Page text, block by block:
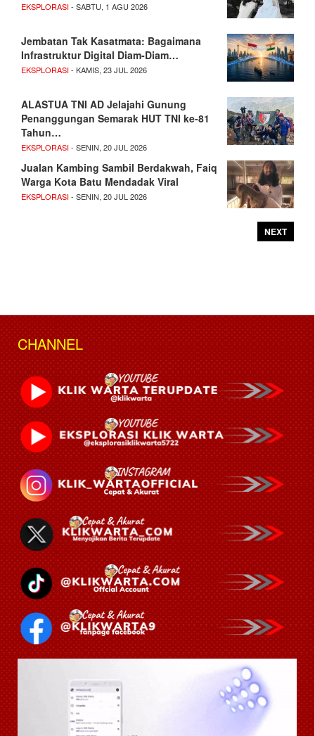
EKSPLORASI- SABTU, 1 AGU 2026
Jembatan Tak Kasatmata: Bagaimana
Infrastruktur Digital Diam-Diam…
EKSPLORASI- KAMIS, 23 JUL 2026
ALASTUA TNI AD Jelajahi Gunung
Penanggungan Semarak HUT TNI ke-81
Tahun…
EKSPLORASI- SENIN, 20 JUL 2026
Jualan Kambing Sambil Berdakwah, Faiq
Warga Kota Batu Mendadak Viral
EKSPLORASI- SENIN, 20 JUL 2026
NEXT
CHANNEL